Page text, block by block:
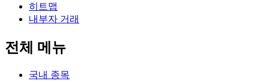
히트맵
내부자 거래
전체 메뉴
국내 종목